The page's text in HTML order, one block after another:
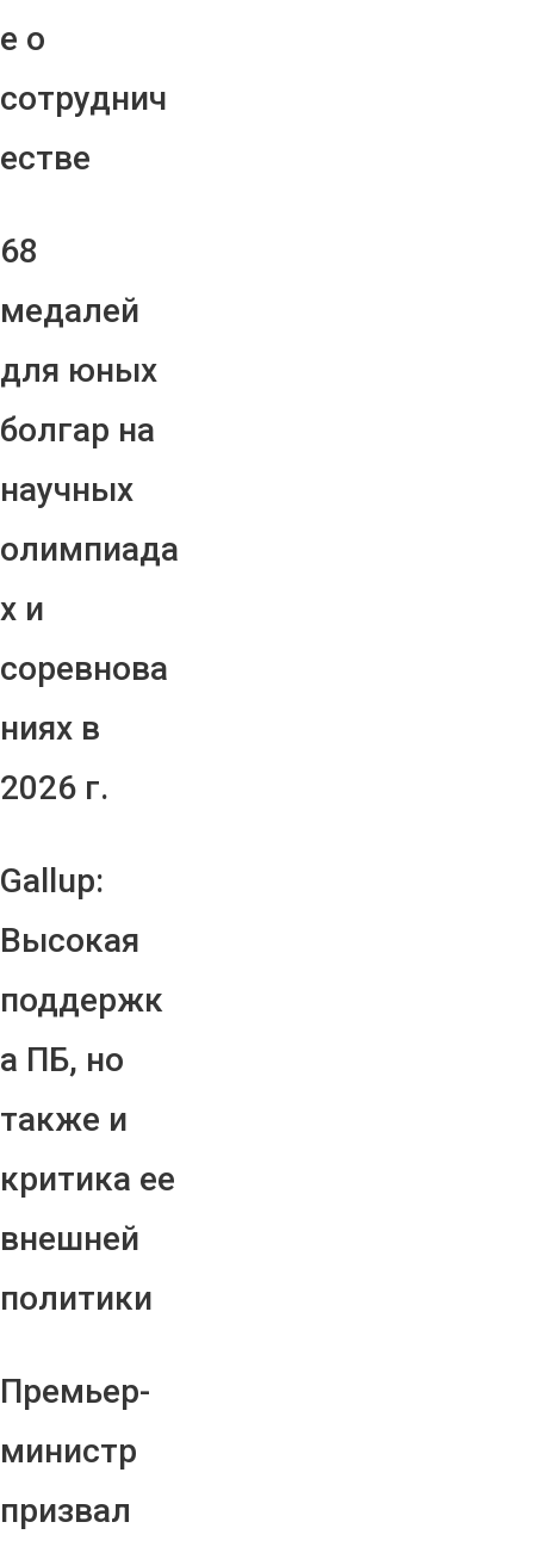
е о
сотруднич
естве
68
медалей
для юных
болгар на
научных
олимпиада
х и
соревнова
ниях в
2026 г.
Gallup:
Высокая
поддержк
а ПБ, но
также и
критика ее
внешней
политики
Премьер-
министр
призвал